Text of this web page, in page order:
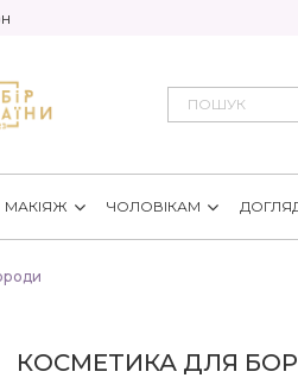
МАКІЯЖ ЧОЛОВІКАМ
КОСМЕТИКА ДЛЯ